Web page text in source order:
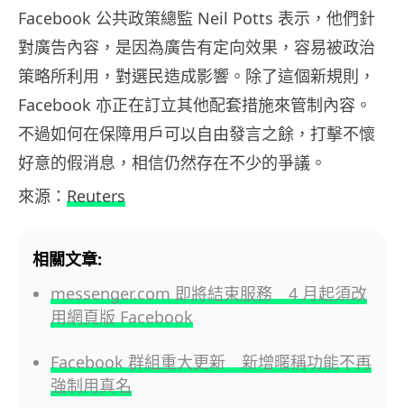
Facebook 公共政策總監 Neil Potts 表示，他們針
對廣告內容，是因為廣告有定向效果，容易被政治
策略所利用，對選民造成影響。除了這個新規則，
Facebook 亦正在訂立其他配套措施來管制內容。
不過如何在保障用戶可以自由發言之餘，打擊不懷
好意的假消息，相信仍然存在不少的爭議。
來源： Reuters
相關文章:
messenger.com 即將結束服務 4 月起須改
用網頁版 Facebook
Facebook 群組重大更新 新增暱稱功能不再
強制用真名